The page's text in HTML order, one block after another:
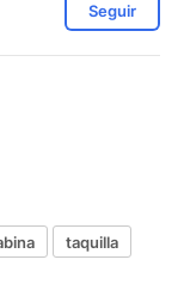
Seguir
taquilla